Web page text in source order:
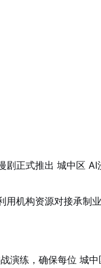
正式推出 城中区
用机构资源对接承制
演练，确保每位 城